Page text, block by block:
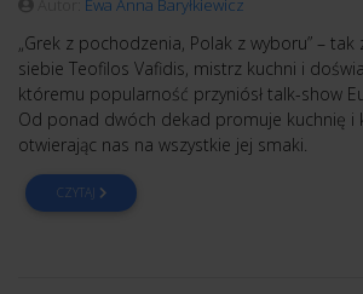
Ewa Anna Baryłkiewicz
„Grek z pochodzenia, Polak z wyboru” –
siebie Teofilos Vafidis, mistrz kuchni i
któremu popularność przyniósł talk-show
Od ponad dwóch dekad promuje kuchnię i
otwierając nas na wszystkie jej smaki.
CZYTAJ